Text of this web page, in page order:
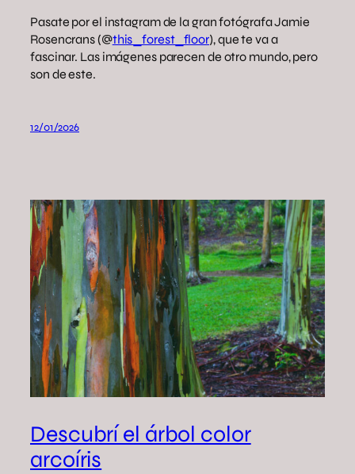
Pasate por el instagram de la gran fotógrafa Jamie
Rosencrans (@this_forest_floor), que te va a
fascinar. Las imágenes parecen de otro mundo, pero
son de este.
12/01/2026
Descubrí el árbol color
arcoíris